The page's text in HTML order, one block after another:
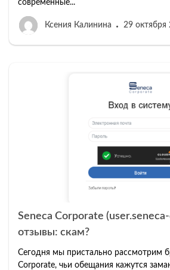
современные...
Ксения Калинина 29 октября
Seneca Corporate
отзывы: скам?
Сегодня мы пристально рассмотрим
Corporate, чьи обещания кажутся